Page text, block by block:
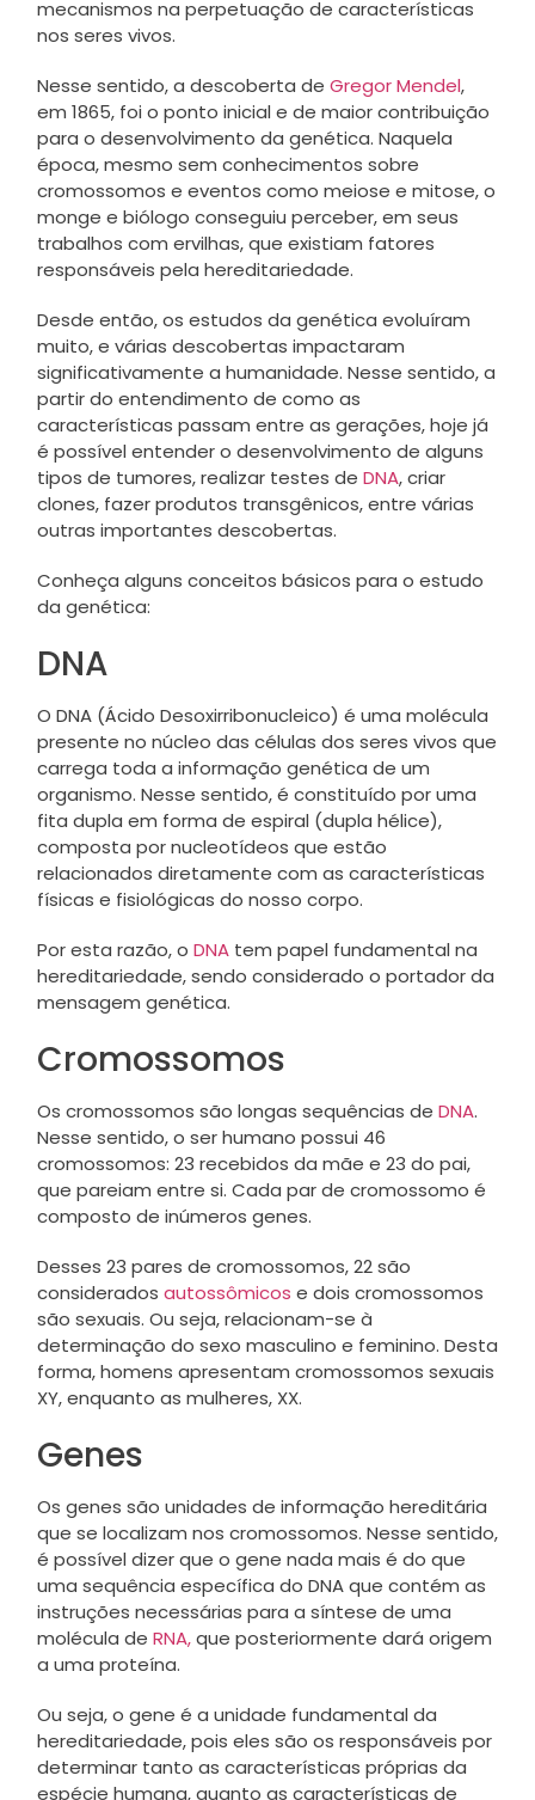
mecanismos na perpetuação de características
nos seres vivos.
Nesse sentido, a descoberta de Gregor Mendel,
em 1865, foi o ponto inicial e de maior contribuição
para o desenvolvimento da genética. Naquela
época, mesmo sem conhecimentos sobre
cromossomos e eventos como meiose e mitose, o
monge e biólogo conseguiu perceber, em seus
trabalhos com ervilhas, que existiam fatores
responsáveis pela hereditariedade.
Desde então, os estudos da genética evoluíram
muito, e várias descobertas impactaram
significativamente a humanidade. Nesse sentido, a
partir do entendimento de como as
características passam entre as gerações, hoje já
é possível entender o desenvolvimento de alguns
tipos de tumores, realizar testes de DNA, criar
clones, fazer produtos transgênicos, entre várias
outras importantes descobertas.
Conheça alguns conceitos básicos para o estudo
da genética:
DNA
O DNA (Ácido Desoxirribonucleico) é uma molécula
presente no núcleo das células dos seres vivos que
carrega toda a informação genética de um
organismo. Nesse sentido, é constituído por uma
fita dupla em forma de espiral (dupla hélice),
composta por nucleotídeos que estão
relacionados diretamente com as características
físicas e fisiológicas do nosso corpo.
Por esta razão, o DNAtem papel fundamental na
hereditariedade, sendo considerado o portador da
mensagem genética.
Cromossomos
Os cromossomos são longas sequências de DNA.
Nesse sentido, o ser humano possui 46
cromossomos: 23 recebidos da mãe e 23 do pai,
que pareiam entre si. Cada par de cromossomo é
composto de inúmeros genes.
Desses 23 pares de cromossomos, 22 são
considerados autossômicos e dois cromossomos
são sexuais. Ou seja, relacionam-se à
determinação do sexo masculino e feminino. Desta
forma, homens apresentam cromossomos sexuais
XY, enquanto as mulheres, XX.
Genes
Os genes são unidades de informação hereditária
que se localizam nos cromossomos. Nesse sentido,
é possível dizer que o gene nada mais é do que
uma sequência específica do DNA que contém as
instruções necessárias para a síntese de uma
molécula de RNA,que posteriormente dará origem
a uma proteína.
Ou seja, o gene é a unidade fundamental da
hereditariedade, pois eles são os responsáveis por
determinar tanto as características próprias da
espécie humana, quanto as características de